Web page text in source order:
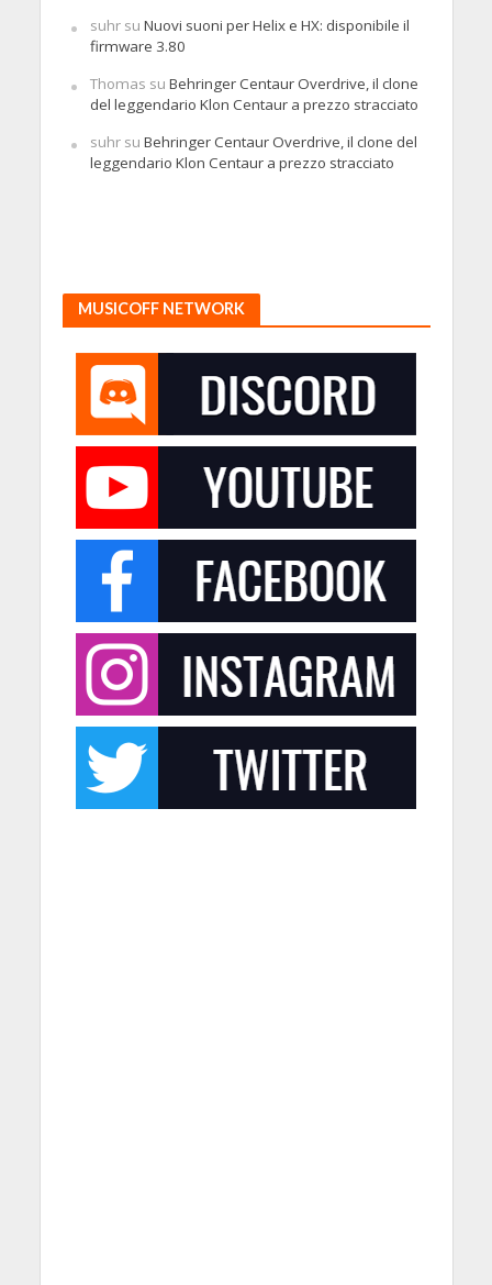
suhrsu Nuovi suoni per Helix e HX: disponibile il
firmware 3.80
Thomas su Behringer Centaur Overdrive, il clone
del leggendario Klon Centaur a prezzo stracciato
suhrsu Behringer Centaur Overdrive, il clone del
leggendario Klon Centaur a prezzo stracciato
MUSICOFF NETWORK